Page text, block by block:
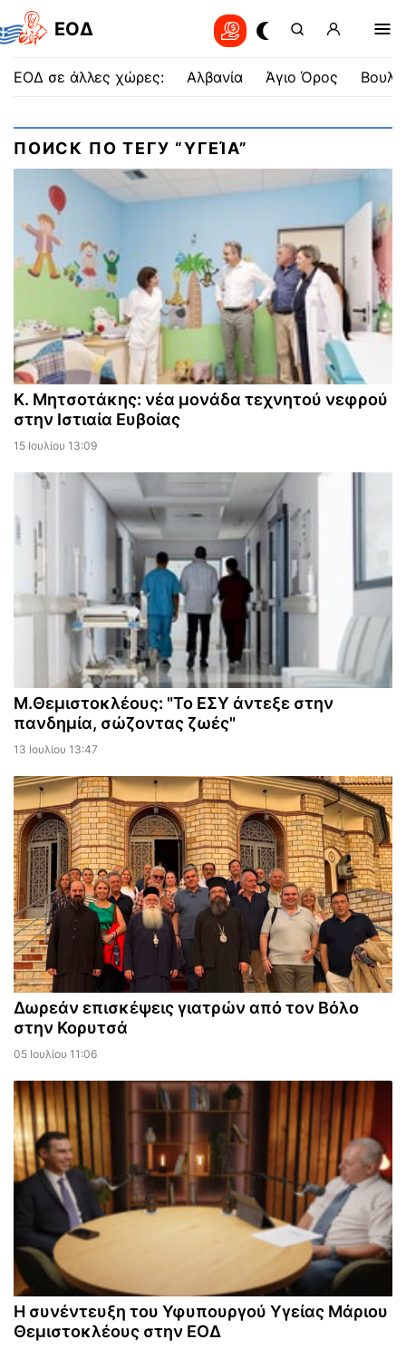
EOΔ
ΕΟΔ σε άλλες χώρες: Αλβανία Άγιο Όρος
ПОИСК ПО ТЕГУ “ΥΓΕΊΑ”
Κ. Μητσοτάκης: νέα μονάδα τεχνητού νεφρού
στην Ιστιαία Ευβοίας
15 Ιουλίου 13:09
Μ.Θεμιστοκλέους: "Το ΕΣΥ άντεξε στην
πανδημία, σώζοντας ζωές"
13 Ιουλίου 13:47
Δωρεάν επισκέψεις γιατρών από τον Βόλο
στην Κορυτσά
05 Ιουλίου 11:06
Η συνέντευξη του Υφυπουργού Υγείας Μάριου
Θεμιστοκλέους στην ΕΟΔ